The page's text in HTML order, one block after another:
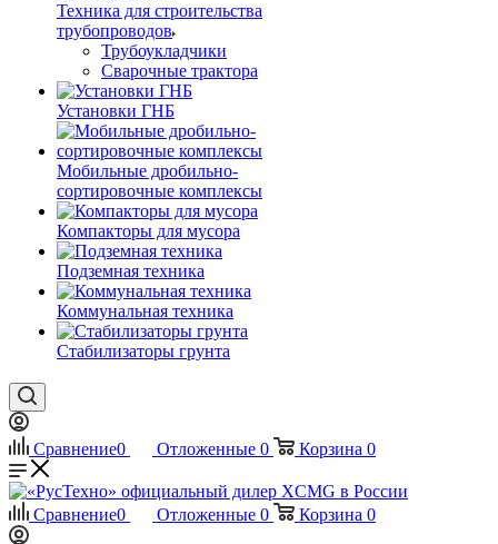
Техника для строительства
трубопроводов
Трубоукладчики
Сварочные трактора
Установки ГНБ
Мобильные дробильно-
сортировочные комплексы
Компакторы для мусора
Подземная техника
Коммунальная техника
Стабилизаторы грунта
Сравнение0 Отложенные 0 Корзина 0
Сравнение0 Отложенные 0 Корзина 0